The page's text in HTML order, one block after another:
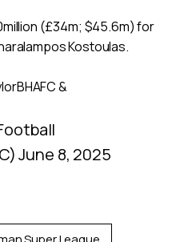
(£34m; $45.6m) for
Kostoulas.
&
June 8, 2025